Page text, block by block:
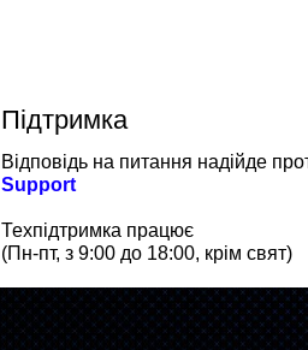
Відповідь на питання надійде
Support
Техпідтримка працює
(Пн-пт, з 9:00 до 18:00, крім свят)
Підтримка